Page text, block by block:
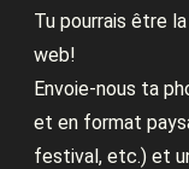
Tu pourrais être
web!
Envoie-nous ta
et en format
festival, etc.) et